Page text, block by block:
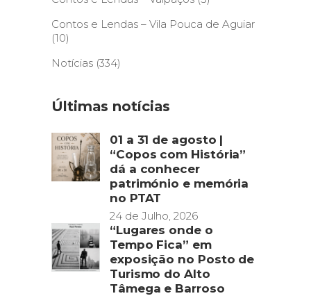
Contos e Lendas – Vila Pouca de Aguiar
(10)
Notícias (334)
Últimas notícias
01 a 31 de agosto |
“Copos com História”
dá a conhecer
património e memória
no PTAT
24 de Julho, 2026
“Lugares onde o
Tempo Fica” em
exposição no Posto de
Turismo do Alto
Tâmega e Barroso